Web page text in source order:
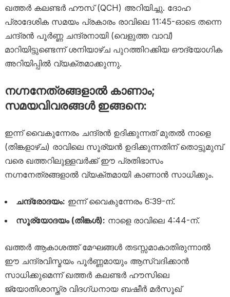
ഖത്തർ കലണ്ടർ ഹൗസ് (QCH) അറിയിച്ചു. ദോഹ
പ്രാദേശിക സമയം പ്രകാരം രാവിലെ 11:45-ഓടെ തന്നെ
ചന്ദ്രൻ പൂർണ്ണ ചന്ദ്രനായി (വെളുത്ത വാവ്)
മാറിയിട്ടുണ്ടെന്ന് ശനിയാഴ്ച പുറത്തിറക്കിയ ഔദ്യോഗിക
അറിയിപ്പിൽ വ്യക്തമാക്കുന്നു.
നഗ്നനേത്രങ്ങളാൽ കാണാം;
സമയവിവരങ്ങൾ ഇങ്ങനെ:
ഇന്ന് വൈകുന്നേരം ചന്ദ്രൻ ഉദിക്കുന്നത് മുതൽ നാളെ
(തിങ്കളാഴ്ച) രാവിലെ സൂര്യൻ ഉദിക്കുന്നതിന് തൊട്ടുമുമ്പ്
വരെ ഖത്തറിലുള്ളവർക്ക് ഈ പ്രതിഭാസം
നഗ്നനേത്രങ്ങളാൽ വ്യക്തമായി കാണാൻ സാധിക്കും.
ചന്ദ്രോദയം: ഇന്ന് വൈകുന്നേരം 6:39-ന്.
സൂര്യോദയം (തിങ്കൾ): നാളെ രാവിലെ 4:44-ന്.
ഖത്തർ ആകാശത്ത് മേഘങ്ങൾ തടസ്സമാകാതിരുന്നാൽ
ഈ ചന്ദ്രവിസ്മയം പൂർണ്ണമായും ആസ്വദിക്കാൻ
സാധിക്കുമെന്ന് ഖത്തർ കലണ്ടർ ഹൗസിലെ
ജ്യോതിശാസ്ത്ര വിദഗ്ധനായ ബഷീർ മർസൂഖ്